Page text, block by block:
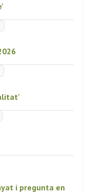
i pregunta en